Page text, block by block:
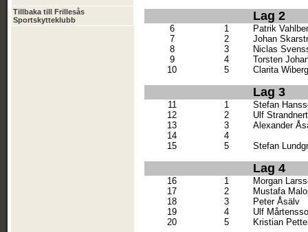
Tillbaka till Frillesås
Sportskytteklubb
Lag 2
6 1
Patrik
7
2
Johan
8
3
Niclas
9
4
Torsten
10
5 Clarita Wiberg
Lag 3
11 1
Stefan
12
2
Ulf Strandnert
13
3
Alexander
14
4
15
5 Stefan
Lag 4
16 1
Morgan
17
2
Mustafa
18
3
Peter Åsälv
19
4
Ulf
20
5 Kristian